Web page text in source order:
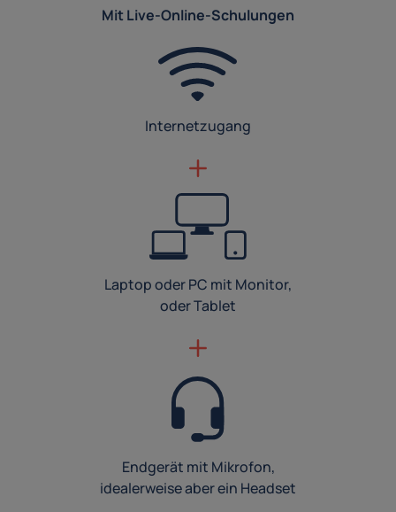
Mit Live-Online-Schulungen
Internetzugang
Laptop oder PC mit Monitor,
oder Tablet
Endgerät mit Mikrofon,
idealerweise aber ein Headset